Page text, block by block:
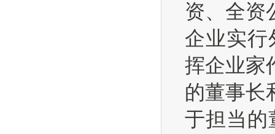
资、全资
企业实行
挥企业家
的董事长
于担当的